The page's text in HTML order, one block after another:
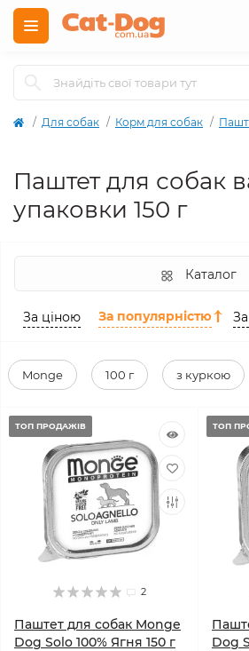
Для собак Корм для собак
Паштет для собак
упаковки 150 г
Каталог
За ціною За популярністю
Monge 100 г з куркою
ТОП ПРОДАЖІВ
2
Паштет для собак Monge
Dog Solo 100% Ягня 150 г
ТОП
Dog